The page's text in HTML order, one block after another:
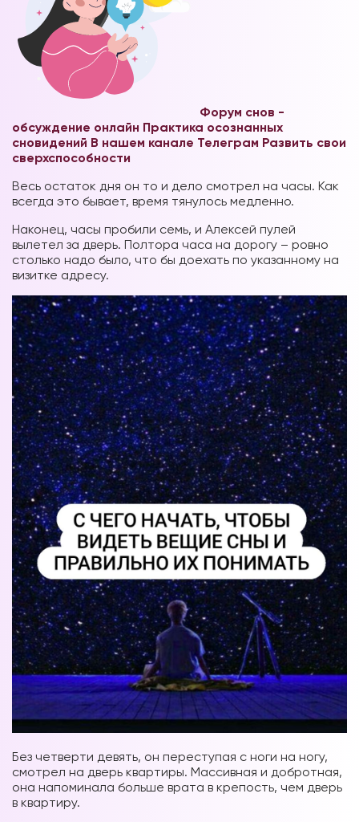
Форум снов -
обсуждение онлайн Практика осознанных
сновидений В нашем канале Телеграм Развить свои
сверхспособности
Весь остаток дня он то и дело смотрел на часы. Как
всегда это бывает, время тянулось медленно.
Наконец, часы пробили семь, и Алексей пулей
вылетел за дверь. Полтора часа на дорогу – ровно
столько надо было, что бы доехать по указанному на
визитке адресу.
Без четверти девять, он переступая с ноги на ногу,
смотрел на дверь квартиры. Массивная и добротная,
она напоминала больше врата в крепость, чем дверь
в квартиру.